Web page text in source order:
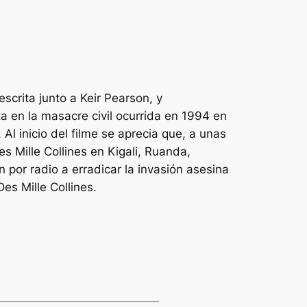
junto a Keir Pearson, y
en la masacre civil ocurrida en 1994 en
inicio del filme se aprecia que, a unas
Mille Collines en Kigali, Ruanda,
radio a erradicar la invasión asesina
Mille Collines.